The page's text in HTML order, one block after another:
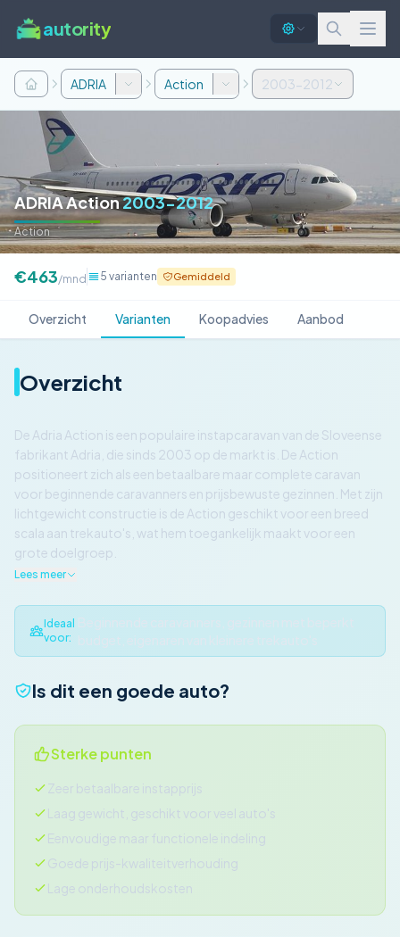
autority
ADRIA Action 2003-2012
ADRIA Action2003-2012
Action
€463/mnd 5 varianten Gemiddeld
Overzicht Varianten Koopadvies Aanbod
Overzicht
De Adria Action is een populaire instapcaravan van de Sloveense
fabrikant Adria, die sinds 2003 op de markt is. De Action
positioneert zich als een betaalbare maar complete caravan
voor beginnende caravanners en prijsbewuste gezinnen. Met zijn
lichtgewicht constructie is de Action geschikt voor een breed
scala aan trekauto's, wat hem toegankelijk maakt voor een
grote doelgroep.
Lees meer
Ideaal
voor:
Is dit een goede auto?
Sterke punten
Zeer betaalbare instapprijs
Laag gewicht, geschikt voor veel auto's
Eenvoudige maar functionele indeling
Goede prijs-kwaliteitverhouding
Lage onderhoudskosten